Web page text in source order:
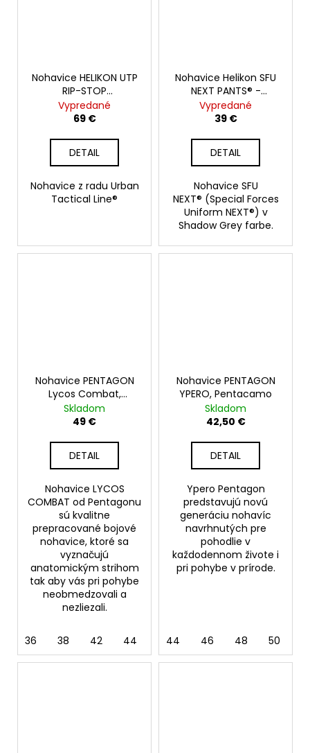
Nohavice HELIKON UTP
RIP-STOP
POLYCOTTON, čierne
Vypredané
69 €
DETAIL
Nohavice z radu Urban
Tactical Line®
Nohavice Helikon SFU
NEXT PANTS® -
POLYCOTTON RIPSTOP,
Shadow Grey
Vypredané
39 €
DETAIL
Nohavice SFU
NEXT® (Special Forces
Uniform NEXT®) v
Shadow Grey farbe.
Nohavice PENTAGON
Lycos Combat,
Pentacamo
Skladom
49 €
DETAIL
Nohavice LYCOS
COMBAT od Pentagonu
sú kvalitne
prepracované bojové
nohavice, ktoré sa
vyznačujú
anatomickým strihom
tak aby vás pri pohybe
neobmedzovali a
nezliezali.
36 38 42 44 46 48 50 52
Nohavice PENTAGON
YPERO, Pentacamo
Skladom
42,50 €
DETAIL
Ypero Pentagon
predstavujú novú
generáciu nohavíc
navrhnutých pre
pohodlie v
každodennom živote i
pri pohybe v prírode.
44 46 48 50